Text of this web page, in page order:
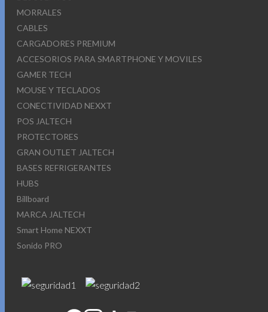
MORRALES
CABLES
CARGADORES PREMIUM
ACCESORIOS PARA SMARTPHONE Y MOVILES
GAMER TECH
MOUSE Y TECLADOS
CONECTIVIDAD NEXXT
POS JALTECH
PROTECTORES
GRAN OUTLET JALTECH
BASES REFRIGERANTES
HUBS
Billboard
MARCA JALTECH
Smart Home NEXXT
Sonido PRO